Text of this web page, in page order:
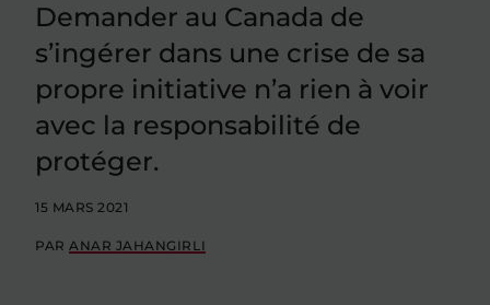
Demander au Canada de
s’ingérer dans une crise de sa
propre initiative n’a rien à voir
avec la responsabilité de
protéger.
15 MARS 2021
PARANAR JAHANGIRLI